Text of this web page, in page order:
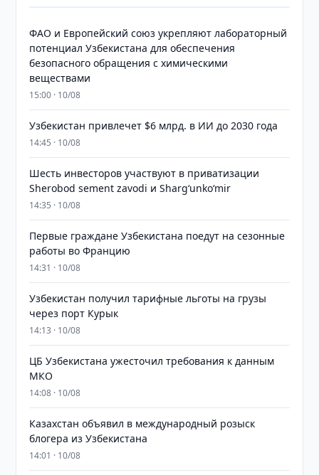
ФАО и Европейский союз укрепляют лабораторный
потенциал Узбекистана для обеспечения
безопасного обращения с химическими
веществами
15:00 · 10/08
Узбекистан привлечет $6 млрд. в ИИ до 2030 года
14:45 · 10/08
Шесть инвесторов участвуют в приватизации
Sherobod sement zavodi и Shargʻunkoʻmir
14:35 · 10/08
Первые граждане Узбекистана поедут на сезонные
работы во Францию
14:31 · 10/08
Узбекистан получил тарифные льготы на грузы
через порт Курык
14:13 · 10/08
ЦБ Узбекистана ужесточил требования к данным
МКО
14:08 · 10/08
Казахстан объявил в международный розыск
блогера из Узбекистана
14:01 · 10/08